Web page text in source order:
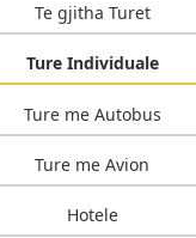
Te gjitha Turet
Ture Individuale
Ture me Autobus
Ture me Avion
Hotele